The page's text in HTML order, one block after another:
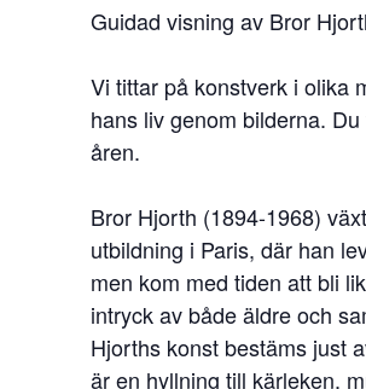
Guidad visning av Bror
Vi tittar på konstverk i olika
hans liv genom bilderna.
åren.
Bror Hjorth (1894-1968)
utbildning i Paris, där han
men kom med tiden att bli
intryck av både äldre och
Hjorths konst bestäms just
är en hyllning till kärleken,